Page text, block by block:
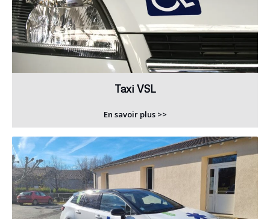
Taxi VSL
En savoir plus >>